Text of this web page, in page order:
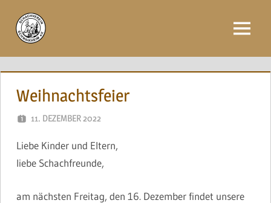
Inhalt
springen
Menü
Weihnachtsfeier
11. DEZEMBER 2022
Liebe Kinder und Eltern,
liebe Schachfreunde,
am nächsten Freitag, den 16. Dezember findet unsere